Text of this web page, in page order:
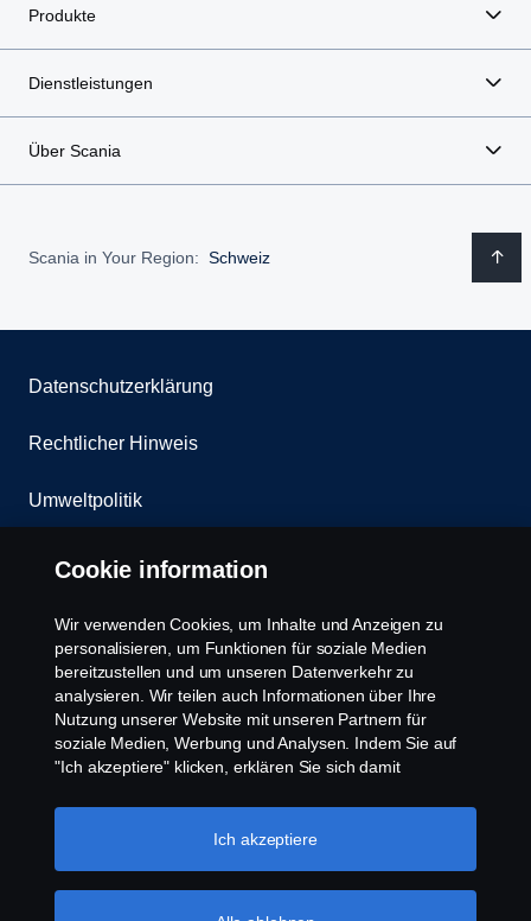
Produkte
Dienstleistungen
Über Scania
Scania in Your Region: Schweiz
Datenschutzerklärung
Rechtlicher Hinweis
Umweltpolitik
Whistleblowing
Kontakt
Cookies Politik
Cookie Einstellungen
Cookie information
Wir verwenden Cookies, um Inhalte und Anzeigen zu
personalisieren, um Funktionen für soziale Medien
bereitzustellen und um unseren Datenverkehr zu
analysieren. Wir teilen auch Informationen über Ihre
Nutzung unserer Website mit unseren Partnern für
soziale Medien, Werbung und Analysen. Indem Sie auf
"Ich akzeptiere" klicken, erklären Sie sich damit
Informationen weitergegeben werden. Sie können Ihre
Cookies auch verwalten, indem Sie auf die "Cookie-
Ich akzeptiere